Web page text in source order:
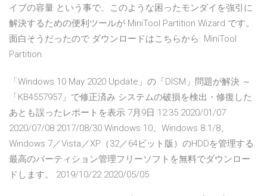
イブの容量 という事で、このような困ったモンダイを強引に
解決するための便利ツールが MiniTool Partition Wizard です。
面白そうだったので ダウンロードはこちらから. MiniTool
Partition
「Windows 10 May 2020 Update」の「DISM」問題が解決 ～
「KB4557957」で修正済み システムの破損を検出・修復した
あとも誤ったレポートを表示 7月9日 12:35 2020/01/07
2020/07/08 2017/08/30 Windows 10、Windows 8.1/8、
Windows 7／Vista／XP（32／64ビット版）のHDDを管理する
最高のパーティション管理フリーソフトを無料でダウンロー
ドします。 2019/10/22 2020/05/05